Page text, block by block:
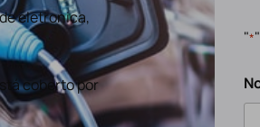
eletronica,
coberto por
"*